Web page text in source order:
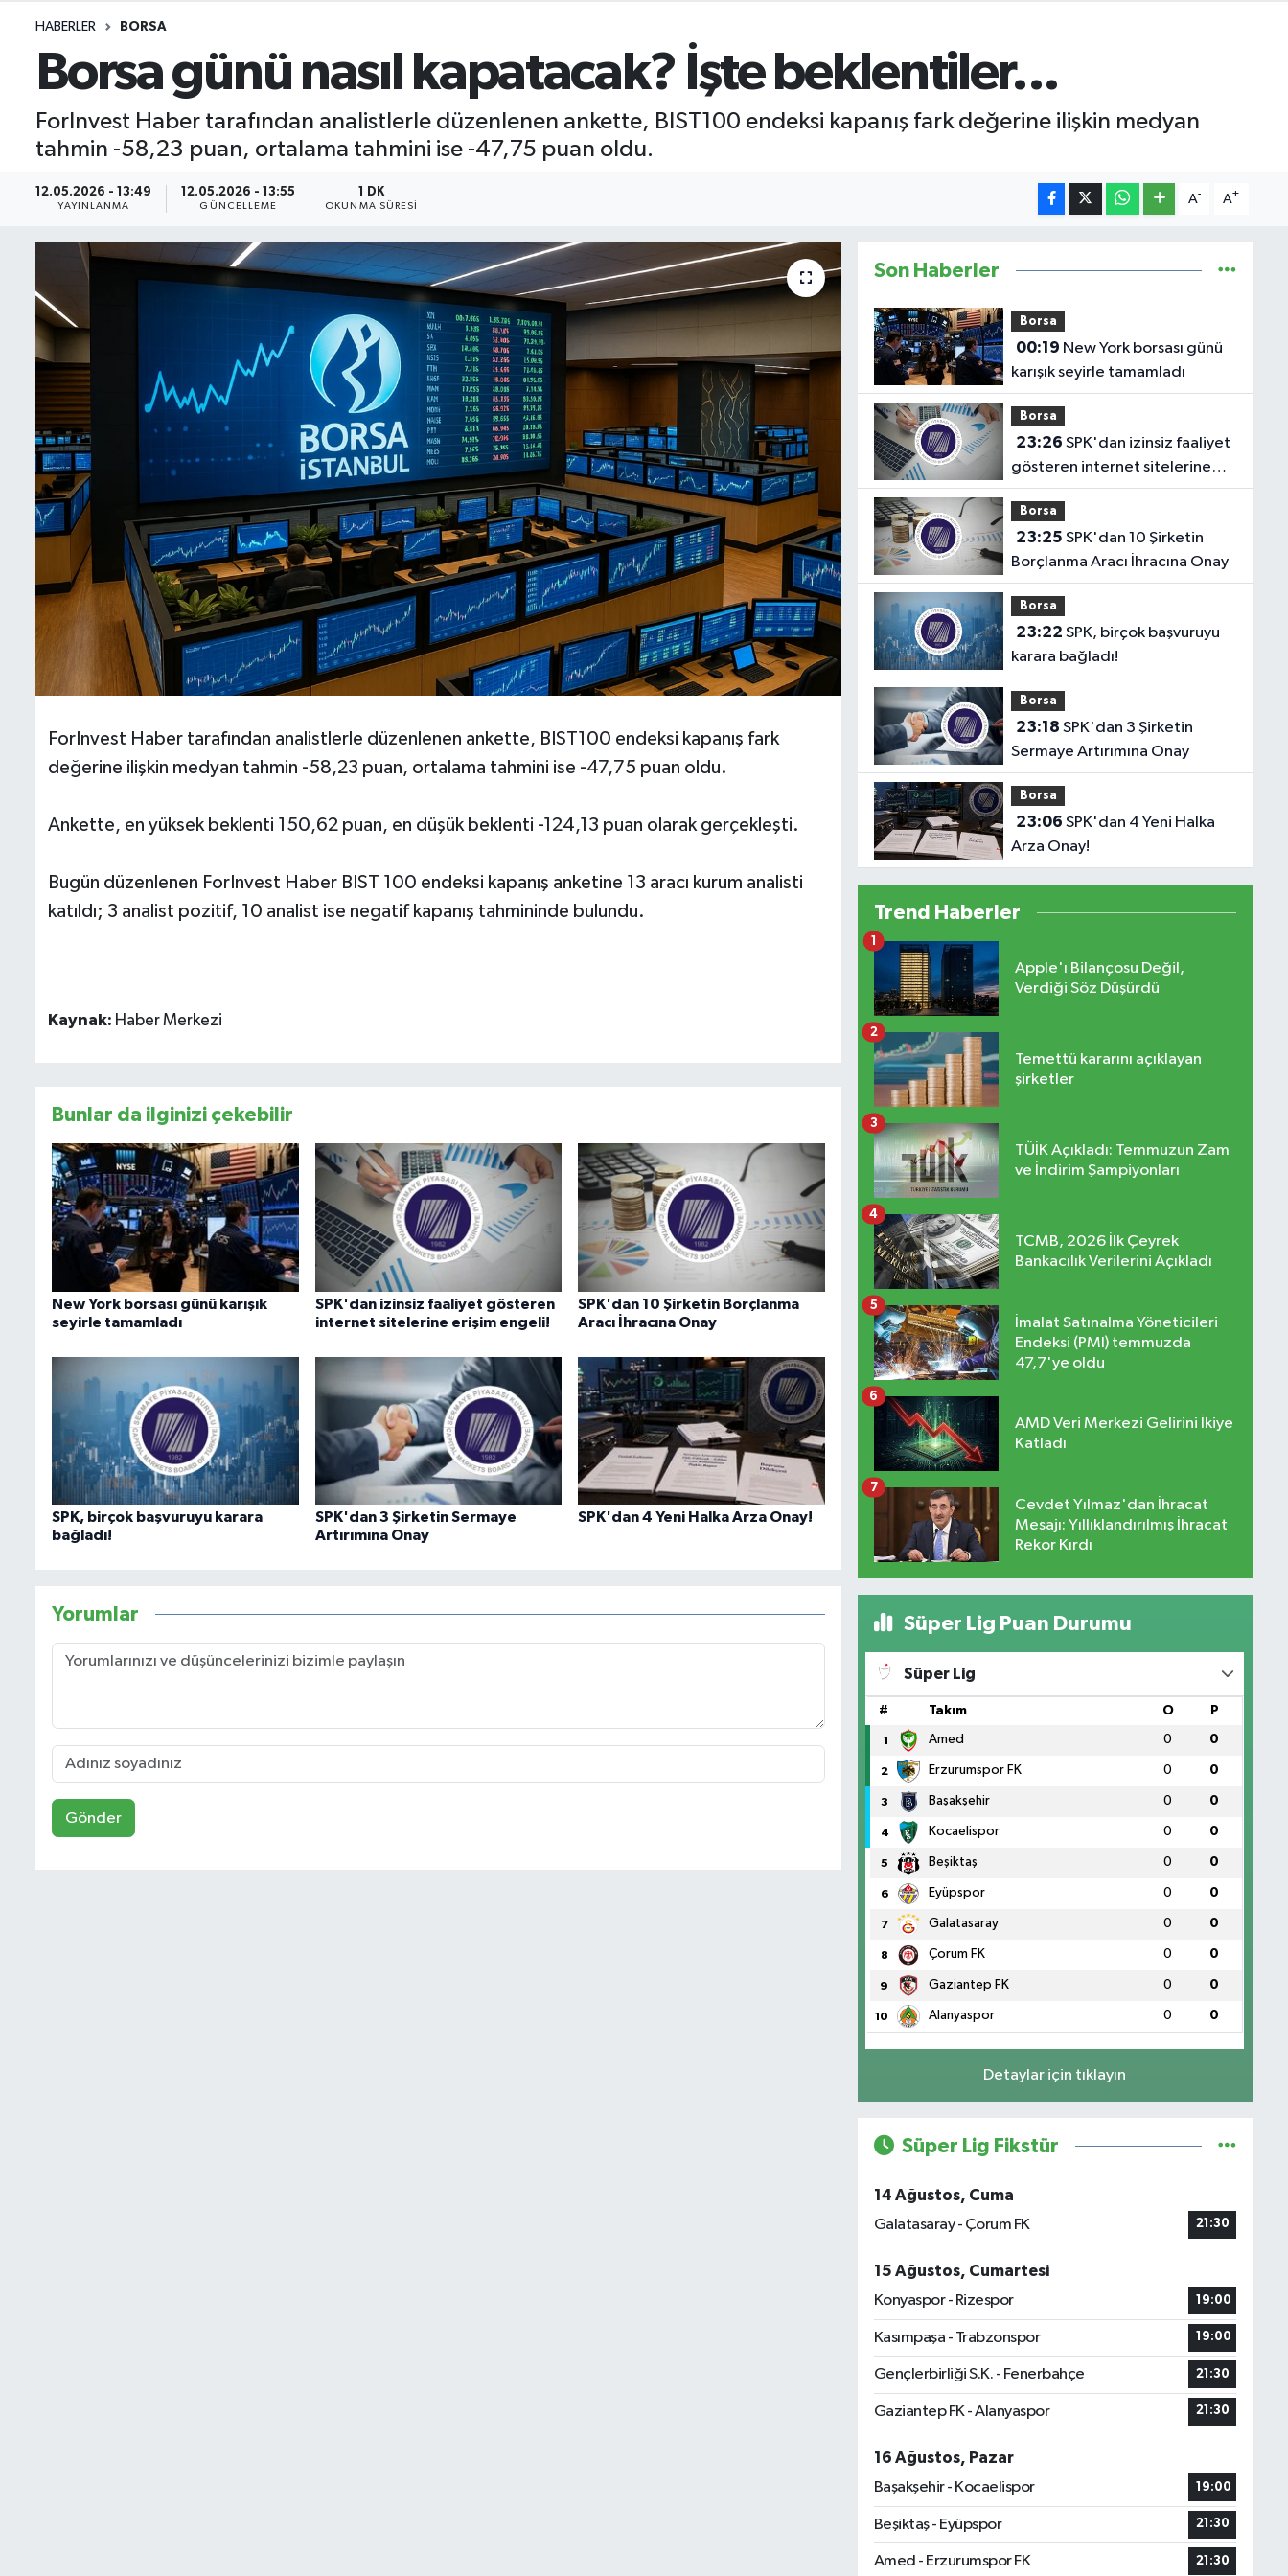
HABERLER BORSA
Borsa günü nasıl kapatacak? İşte beklentiler...
ForInvest Haber tarafından analistlerle düzenlenen ankette, BIST100 endeksi kapanış fark değerine ilişkin medyan
tahmin -58,23 puan, ortalama tahmini ise -47,75 puan oldu.
12.05.2026 - 13:49
YAYINLANMA
12.05.2026 - 13:55
GÜNCELLEME
1 DK
OKUNMA SÜRESI
A- A+
ForInvest Haber tarafından analistlerle düzenlenen ankette, BIST100 endeksi kapanış fark
değerine ilişkin medyan tahmin -58,23 puan, ortalama tahmini ise -47,75 puan oldu.
Ankette, en yüksek beklenti 150,62 puan, en düşük beklenti -124,13 puan olarak gerçekleşti.
Bugün düzenlenen ForInvest Haber BIST 100 endeksi kapanış anketine 13 aracı kurum analisti
katıldı; 3 analist pozitif, 10 analist ise negatif kapanış tahmininde bulundu.
Kaynak: Haber Merkezi
Bunlar da ilginizi çekebilir
New York borsası günü karışık
seyirle tamamladı
SPK'dan izinsiz faaliyet gösteren
internet sitelerine erişim engeli!
SPK'dan 10 Şirketin Borçlanma
Aracı İhracına Onay
SPK, birçok başvuruyu karara
bağladı!
SPK'dan 3 Şirketin Sermaye
Artırımına Onay
SPK'dan 4 Yeni Halka Arza Onay!
Yorumlar
Gönder
Son Haberler
Borsa
00:19
karışık seyirle tamamladı
Borsa
23:26
gösteren internet sitelerine
erişim engeli!
Borsa
23:25
Borçlanma Aracı İhracına Onay
Borsa
23:22
karara bağladı!
Borsa
23:18
Sermaye Artırımına Onay
Borsa
23:06
Arza Onay!
Trend Haberler
Apple'ı Bilançosu Değil,
Verdiği Söz Düşürdü
1
Temettü kararını açıklayan
şirketler
2
TÜİK Açıkladı: Temmuzun Zam
ve İndirim Şampiyonları
3
TCMB, 2026 İlk Çeyrek
Bankacılık Verilerini Açıkladı
4
İmalat Satınalma Yöneticileri
Endeksi (PMI) temmuzda
47,7'ye oldu
5
AMD Veri Merkezi Gelirini İkiye
Katladı
6
Cevdet Yılmaz'dan İhracat
Mesajı: Yıllıklandırılmış İhracat
Rekor Kırdı
7
Süper Lig Puan Durumu
Süper Lig
# Takım O P
1 Amed 0 0
2 Erzurumspor FK 0 0
3 Başakşehir 0 0
4 Kocaelispor 0 0
5 Beşiktaş 0 0
6 Eyüpspor 0 0
7 Galatasaray 0 0
8 Çorum FK 0 0
9 Gaziantep FK 0 0
10 Alanyaspor 0 0
Detaylar için tıklayın
Süper Lig Fikstür
14 Ağustos, Cuma
Galatasaray - Çorum FK
21:30
15 Ağustos, Cumartesi
Konyaspor - Rizespor
19:00
Kasımpaşa - Trabzonspor 19:00
Gençlerbirliği S.K. - Fenerbahçe 21:30
Gaziantep FK - Alanyaspor 21:30
16 Ağustos, Pazar
Başakşehir - Kocaelispor
19:00
Beşiktaş - Eyüpspor 21:30
Amed - Erzurumspor FK 21:30
İletişim
Künye
Yasal Uyarı